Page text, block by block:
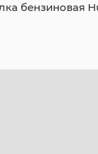
бензиновая